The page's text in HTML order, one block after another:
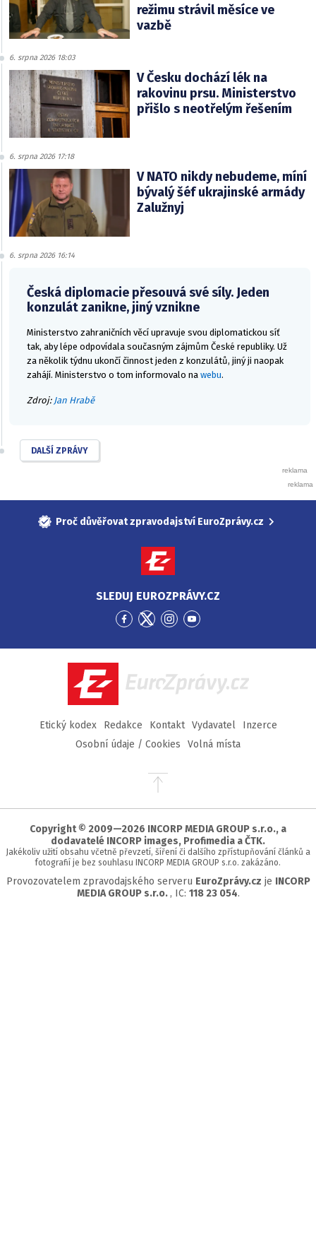
režimu strávil měsíce ve
vazbě
6. srpna 2026 18:03
V Česku dochází lék na
rakovinu prsu. Ministerstvo
přišlo s neotřelým řešením
6. srpna 2026 17:18
V NATO nikdy nebudeme, míní
bývalý šéf ukrajinské armády
Zalužnyj
6. srpna 2026 16:14
Česká diplomacie přesouvá své síly. Jeden
konzulát zanikne, jiný vznikne
Ministerstvo zahraničních věcí upravuje svou diplomatickou síť
tak, aby lépe odpovídala současným zájmům České republiky. Už
za několik týdnu ukončí činnost jeden z konzulátů, jiný ji naopak
zahájí. Ministerstvo o tom informovalo na webu.
Zdroj: Jan Hrabě
DALŠÍ ZPRÁVY
Proč důvěřovat zpravodajství EuroZprávy.cz
SLEDUJ EUROZPRÁVY.CZ
Přejít
Facebook
Přejít
Twitter
Přejít
Instagram
Přejít
YouTube
EuroZprávy.cz
Etický kodex Redakce Kontakt Vydavatel
Inzerce
Osobní údaje / Cookies
Volná místa
Přejít
stránky
Copyright © 2009—2026 INCORP MEDIA GROUP s.r.o., a
dodavatelé INCORP images, Profimedia a ČTK.
Jakékoliv užití obsahu včetně převzetí, šíření či dalšího zpřístupňování článků a
fotografií je bez souhlasu INCORP MEDIA GROUP s.r.o. zakázáno.
Provozovatelem zpravodajského serveru EuroZprávy.cz je INCORP
MEDIA GROUP s.r.o. , IC: 118 23 054.